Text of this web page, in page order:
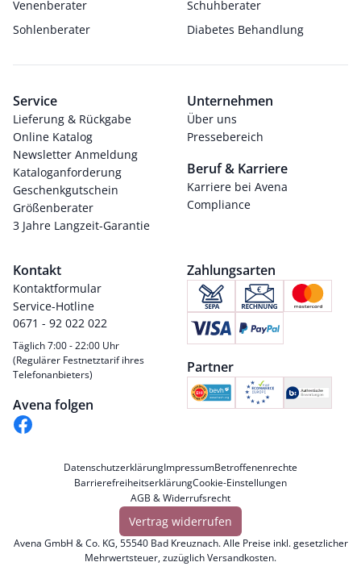
Venenberater
Schuhberater
Sohlenberater
Diabetes Behandlung
Service
Lieferung & Rückgabe
Online Katalog
Newsletter Anmeldung
Kataloganforderung
Geschenkgutschein
Größenberater
3 Jahre Langzeit-Garantie
Unternehmen
Über uns
Pressebereich
Beruf & Karriere
Karriere bei Avena
Compliance
Kontakt
Kontaktformular
Service-Hotline
0671 - 92 022 022
Täglich 7:00 - 22:00 Uhr
(Regulärer Festnetztarif ihres
Telefonanbieters)
Avena folgen
Zahlungsarten
Partner
DatenschutzerklärungImpressumBetroffenenrechte
BarrierefreiheitserklärungCookie-Einstellungen
AGB & Widerrufsrecht
Vertrag widerrufen
Avena GmbH & Co. KG, 55540 Bad Kreuznach. Alle Preise inkl. gesetzlicher
Mehrwertsteuer, zuzüglichVersandkosten.